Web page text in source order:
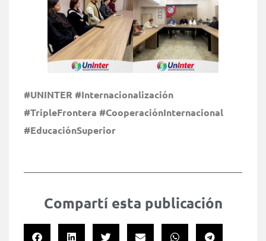
#UNINTER #Internacionalización
#TripleFrontera #CooperaciónInternacional
#EducaciónSuperior
Compartí esta publicación